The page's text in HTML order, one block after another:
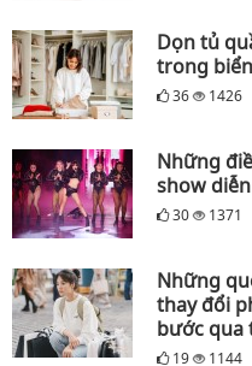
Dọn tủ
trong
36 1426
Những
show
30 1371
Những
thay đổi
bước qua
19 1144